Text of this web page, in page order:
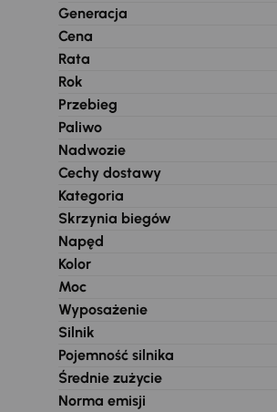
Generacja
Cena
Rata
Rok
Przebieg
Paliwo
Nadwozie
Cechy dostawy
Kategoria
Skrzynia biegów
Napęd
Kolor
Moc
Wyposażenie
Silnik
Pojemność silnika
Średnie zużycie
Norma emisji